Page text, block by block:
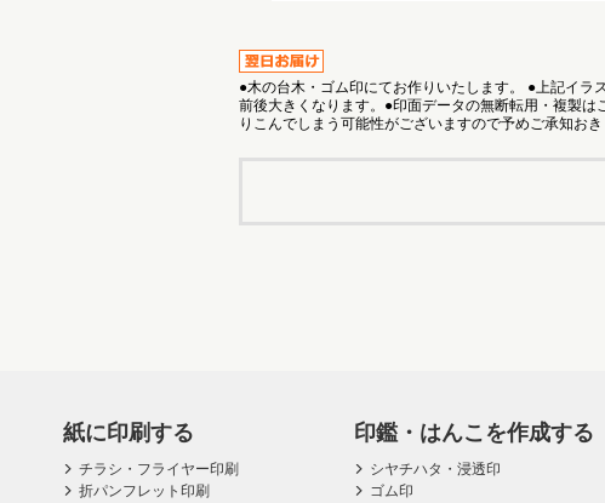
●木の台木・ゴム印にてお作りいたします。 ●上記イ
前後大きくなります。●印面データの無断転用・複製
りこんでしまう可能性がございますので予めご承知おき
紙に印刷する
チラシ・フライヤー印刷
折パンフレット印刷
印鑑・はんこを作成する
シヤチハタ・浸透印
ゴム印